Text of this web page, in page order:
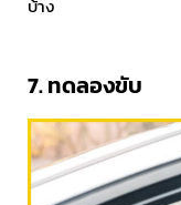
บ้าง
7. ทดลองขับ